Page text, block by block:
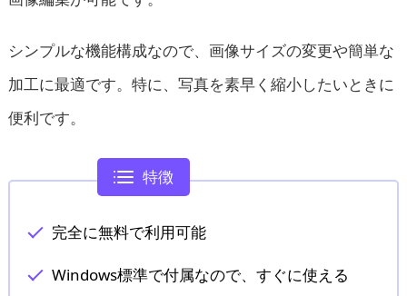
シンプルな機能構成なので、画像サイズの変更や簡単な
加工に最適です。特に、写真を素早く縮小したいときに
便利です。
特徴
完全に無料で利用可能
Windows標準で付属なので、すぐに使える